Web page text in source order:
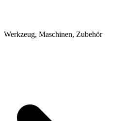
Werkzeug, Maschinen, Zubehör